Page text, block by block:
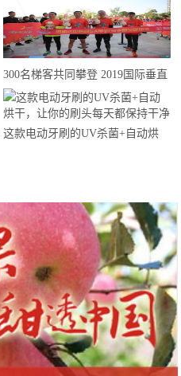
300名梯客共同攀登 2019国际垂直
马拉松超级精英赛顺德海骏达中心
站欢乐开跑
这款电动牙刷的UV杀菌+自动烘